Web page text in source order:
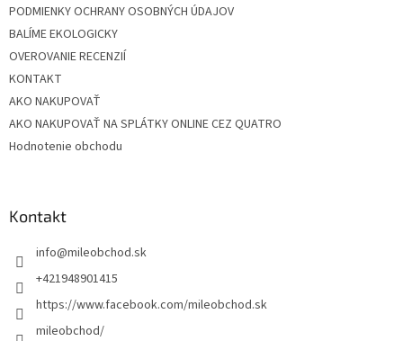
PODMIENKY OCHRANY OSOBNÝCH ÚDAJOV
BALÍME EKOLOGICKY
OVEROVANIE RECENZIÍ
KONTAKT
AKO NAKUPOVAŤ
AKO NAKUPOVAŤ NA SPLÁTKY ONLINE CEZ QUATRO
Hodnotenie obchodu
Kontakt
info@mileobchod.sk
+421948901415
https://www.facebook.com/mileobchod.sk
mileobchod/